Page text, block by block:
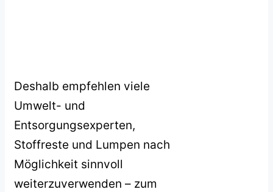
Deshalb empfehlen viele
Umwelt- und
Entsorgungsexperten,
Stoffreste und Lumpen nach
Möglichkeit sinnvoll
weiterzuverwenden – zum